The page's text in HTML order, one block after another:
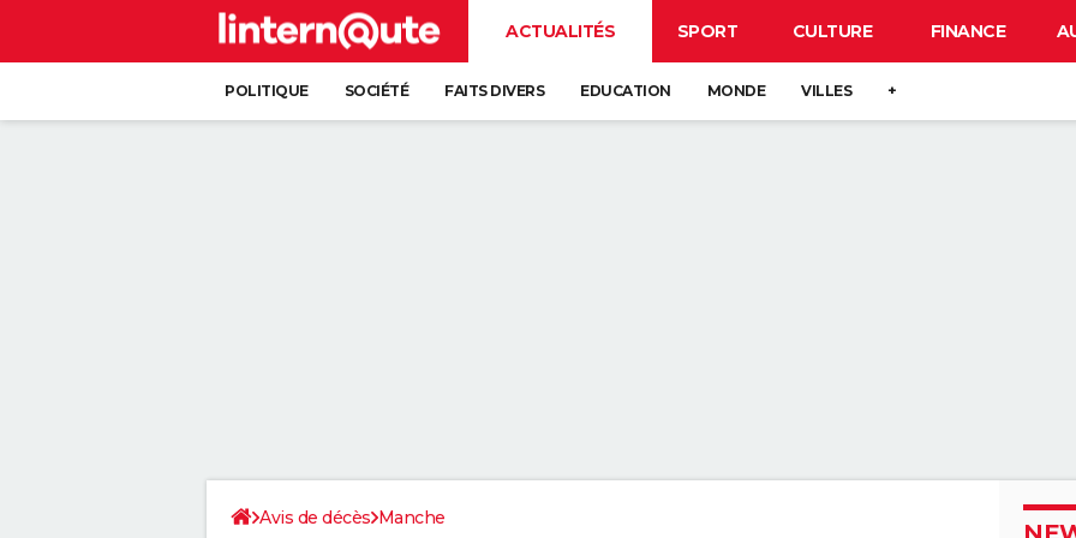
ACTUALITÉS SPORT CULTURE FINANCE
POLITIQUE SOCIÉTÉ FAITS DIVERS EDUCATION MONDE VILLES +
Avis de décès Manche